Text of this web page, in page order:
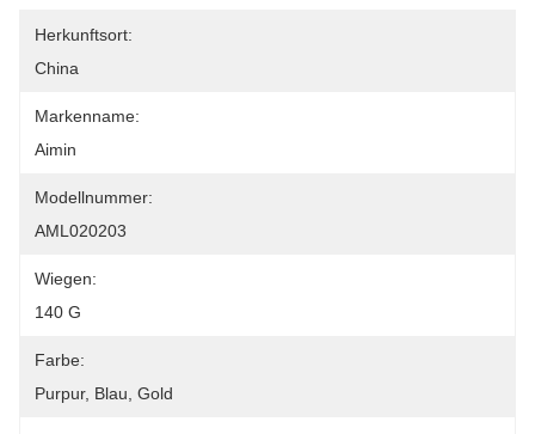
Herkunftsort:
China
Markenname:
Aimin
Modellnummer:
AML020203
Wiegen:
140 G
Farbe:
Purpur, Blau, Gold